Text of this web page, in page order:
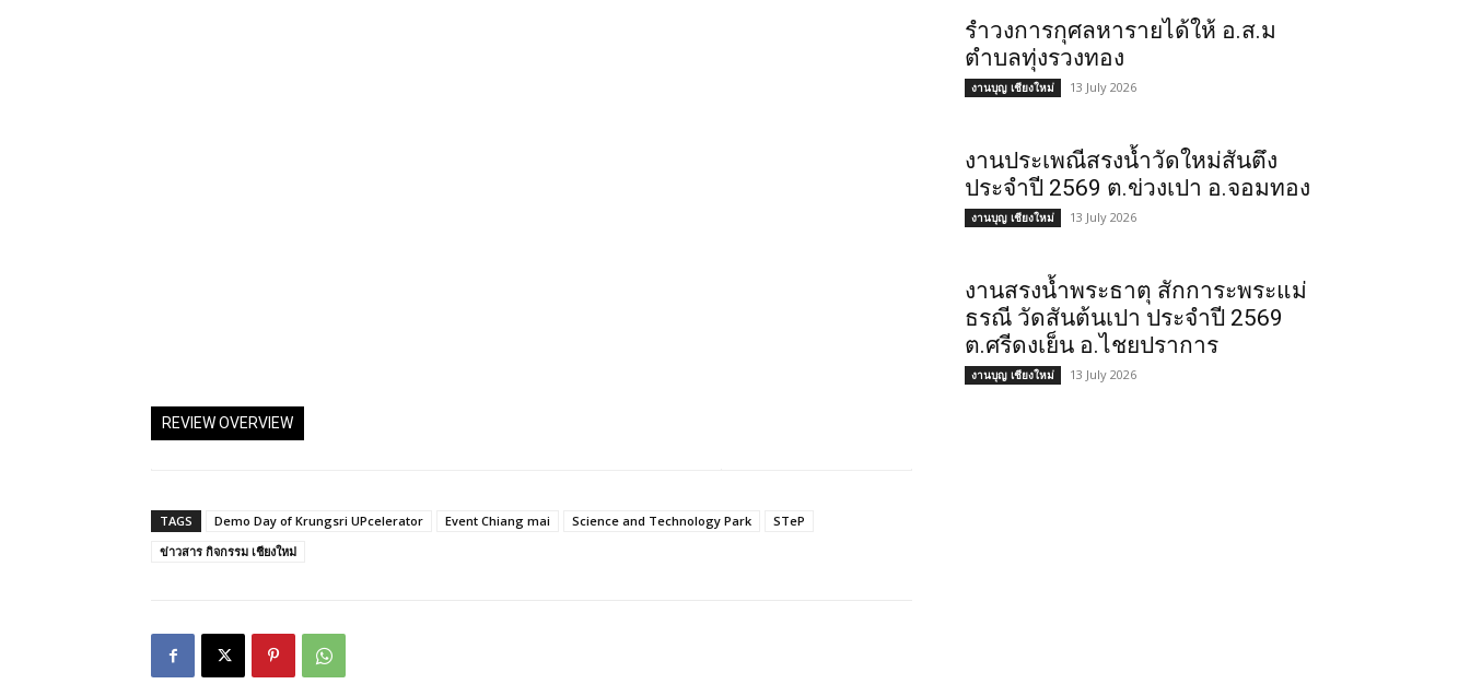
REVIEW OVERVIEW
TAGS Demo Day of Krungsri UPcelerator Event Chiang mai Science and Technology Park
STeP
ข่าวสาร กิจกรรม เชียงใหม่
รำวงการกุศลหารายได้ให้ อ.ส.ม
ตำบลทุ่งรวงทอง
งานบุญ เชียงใหม่ 13 July 2026
งานประเพณีสรงน้ำวัดใหม่สันตึง
ประจำปี 2569 ต.ข่วงเปา อ.จอมทอง
งานบุญ เชียงใหม่ 13 July 2026
งานสรงน้ำพระธาตุ สักการะพระแม่
ธรณี วัดสันต้นเปา ประจำปี 2569
ต.ศรีดงเย็น อ.ไชยปราการ
งานบุญ เชียงใหม่ 13 July 2026